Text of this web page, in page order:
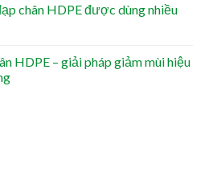
chân HDPE được dùng nhiều
HDPE – giải pháp giảm mùi hiệu